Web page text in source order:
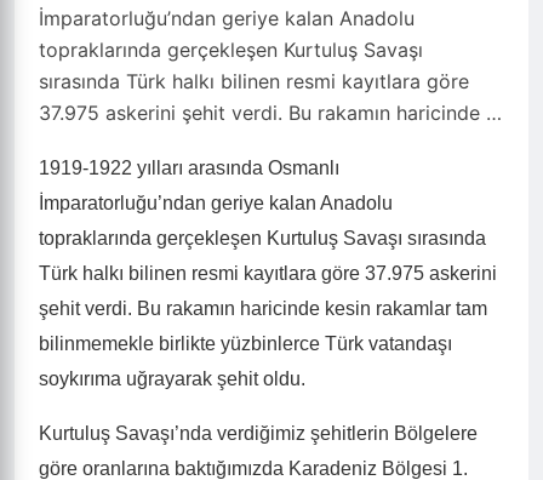
İmparatorluğu’ndan geriye kalan Anadolu
topraklarında gerçekleşen Kurtuluş Savaşı
sırasında Türk halkı bilinen resmi kayıtlara göre
37.975 askerini şehit verdi. Bu rakamın haricinde …
1919-1922 yılları arasında Osmanlı
İmparatorluğu’ndan geriye kalan Anadolu
topraklarında gerçekleşen Kurtuluş Savaşı sırasında
Türk halkı bilinen resmi kayıtlara göre 37.975 askerini
şehit verdi. Bu rakamın haricinde kesin rakamlar tam
bilinmemekle birlikte yüzbinlerce Türk vatandaşı
soykırıma uğrayarak şehit oldu.
Kurtuluş Savaşı’nda verdiğimiz şehitlerin Bölgelere
göre oranlarına baktığımızda Karadeniz Bölgesi 1.